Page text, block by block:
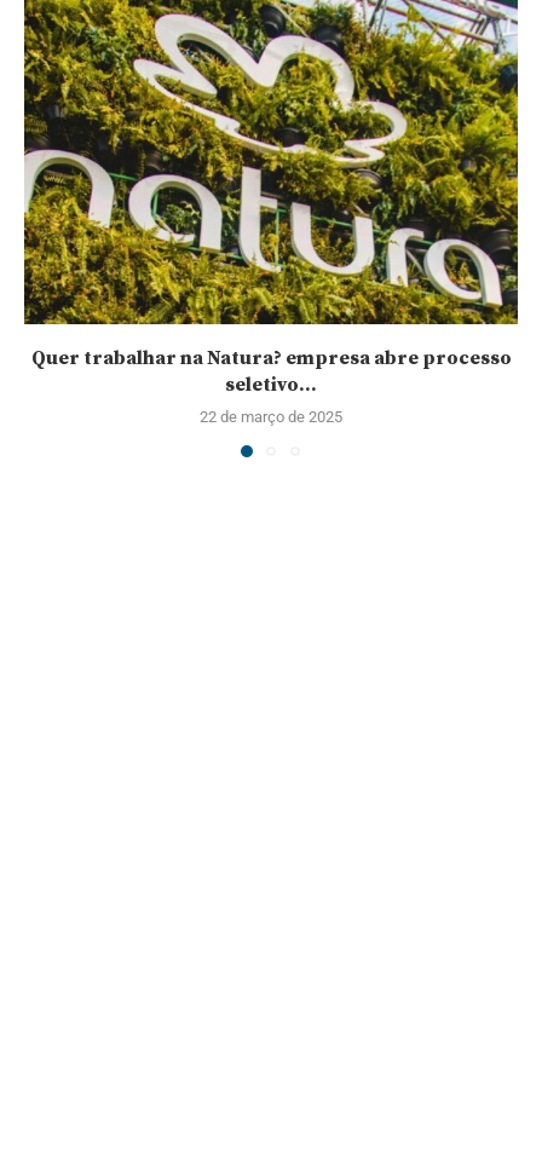
Quer trabalhar na Natura? empresa abre processo
seletivo...
22 de março de 2025